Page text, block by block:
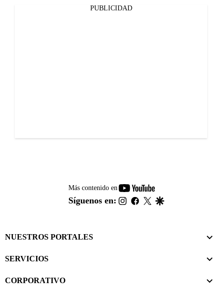
PUBLICIDAD
Más contenido en
youtube-
footer
Síguenos en: instagram
facebook
twitter
NUESTROS PORTALES
SERVICIOS
CORPORATIVO